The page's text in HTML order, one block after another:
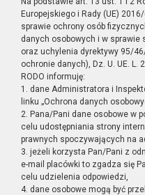
Europejskiego i Rady (UE)
sprawie ochrony osób
danych osobowych i w sprawie
oraz uchylenia dyrektywy 95/
ochronie danych), Dz. U. UE. L.
RODO informuję:
1. dane Administratora i
linku „Ochrona danych
2. Pana/Pani dane osobowe w
celu udostępniania strony
prawnych spoczywających na
3. jeżeli korzysta Pan/Pani z
e-mail placówki to zgadza się
celu udzielenia odpowiedzi,
4. dane osobowe mogą być